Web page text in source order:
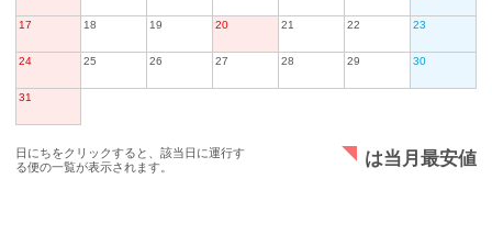
17 18 19 20 21 22 23
24 25 26 27 28 29 30
31
日にちをクリックすると、該当日に運行す
る便の一覧が表示されます。
は当月最安値